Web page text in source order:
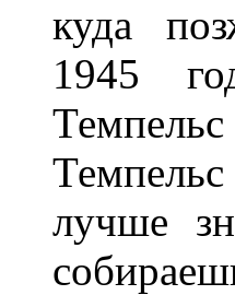
куда
1945
лучше